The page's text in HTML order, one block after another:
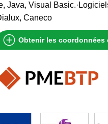
Java, Visual
Caneco
Obtenir les coordonnées